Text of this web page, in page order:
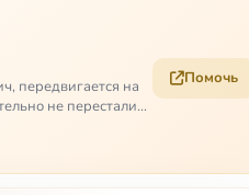
передвигается на
не перестали
Помочь